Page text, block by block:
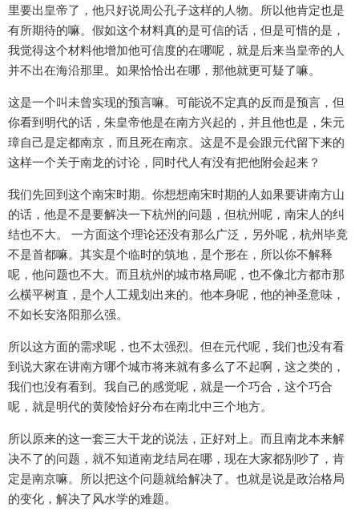
里要出皇帝了，他只好说周公孔子这样的人物。所以他肯定也是
有所期待的嘛。假如这个材料真的是可信的话，但是可惜的是，
我觉得这个材料他增加他可信度的在哪呢，就是后来当皇帝的人
并不出在海沿那里。如果恰恰出在哪，那他就更可疑了嘛。
这是一个叫未曾实现的预言嘛。可能说不定真的反而是预言，但
你看到明代的话，朱皇帝他是在南方兴起的，并且他也是，朱元
璋自己是定都南京，而且死在南京。这是不是会跟元代留下来的
这样一个关于南龙的讨论，同时代人有没有把他附会起来？
我们先回到这个南宋时期。你想想南宋时期的人如果要讲南方山
的话，他是不是要解决一下杭州的问题，但杭州呢，南宋人的纠
结也不大。 一方面这个理论还没有那么广泛，另外呢，杭州毕竟
不是首都嘛。其实是个临时的筑地，是个形在，所以你不解释
呢，他问题也不大。而且杭州的城市格局呢，也不像北方都市那
么横平树直，是个人工规划出来的。他本身呢，他的神圣意味，
不如长安洛阳那么强。
所以这方面的需求呢，也不太强烈。但在元代呢，我们也没有看
到说大家在讲南方哪个城市将来就有多么了不起啊，这之类的，
我们也没有看到。我自己的感觉呢，就是一个巧合，这个巧合
呢，就是明代的黄陵恰好分布在南北中三个地方。
所以原来的这一套三大干龙的说法，正好对上。而且南龙本来解
决不了的问题，就不知道南龙结局在哪，现在大家都别吵了，肯
定是南京嘛。所以把这个问题就给解决了。也就是说是政治格局
的变化，解决了风水学的难题。